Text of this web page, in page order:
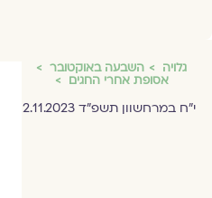
גלויה השבעה באוקטובר
אסופת אחרי החגים
י״ח במרחשוון תשפ״ד 2.11.2023